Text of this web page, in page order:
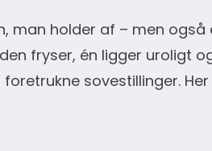
holder af – men også
fryser, én ligger uroligt
sovestillinger.